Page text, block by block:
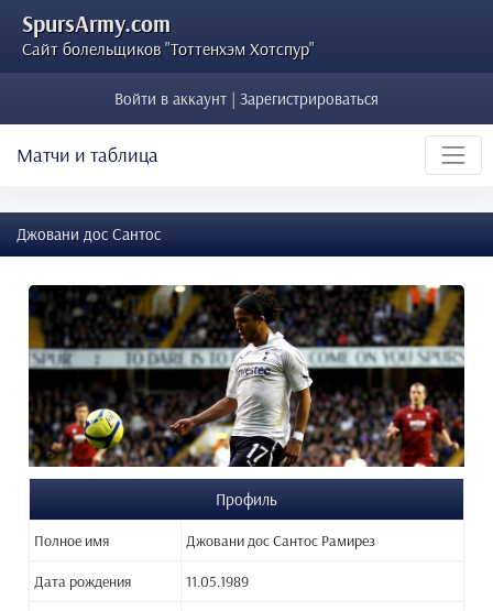
SpursArmy.com
Сайт болельщиков "Тоттенхэм Хотспур"
Войти в аккаунт | Зарегистрироваться
Матчи и таблица
Джовани дос Сантос
Профиль
Полное имя Джовани дос Сантос Рамирез
Дата рождения 11.05.1989